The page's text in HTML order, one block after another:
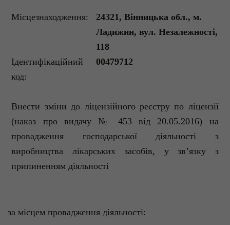
Місцезнаходження:
24321, Вінницька обл., м.
Ладижин, вул. Незалежності,
118
Ідентифікаційний
код:
00479712
Внести зміни до ліцензійного реєстру по ліцензії
(наказ про видачу № 453 від 20.05.2016) на
провадження господарської діяльності з
виробництва лікарських засобів, у зв’язку з
припиненням діяльності
за місцем провадження діяльності: